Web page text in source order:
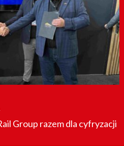
Group razem dla cyfryzacji